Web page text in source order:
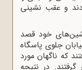
و عقب نشینی
خود قصد
جلوی پاسگاه
که ناگهان مورد
گرفتند. در نتیجه